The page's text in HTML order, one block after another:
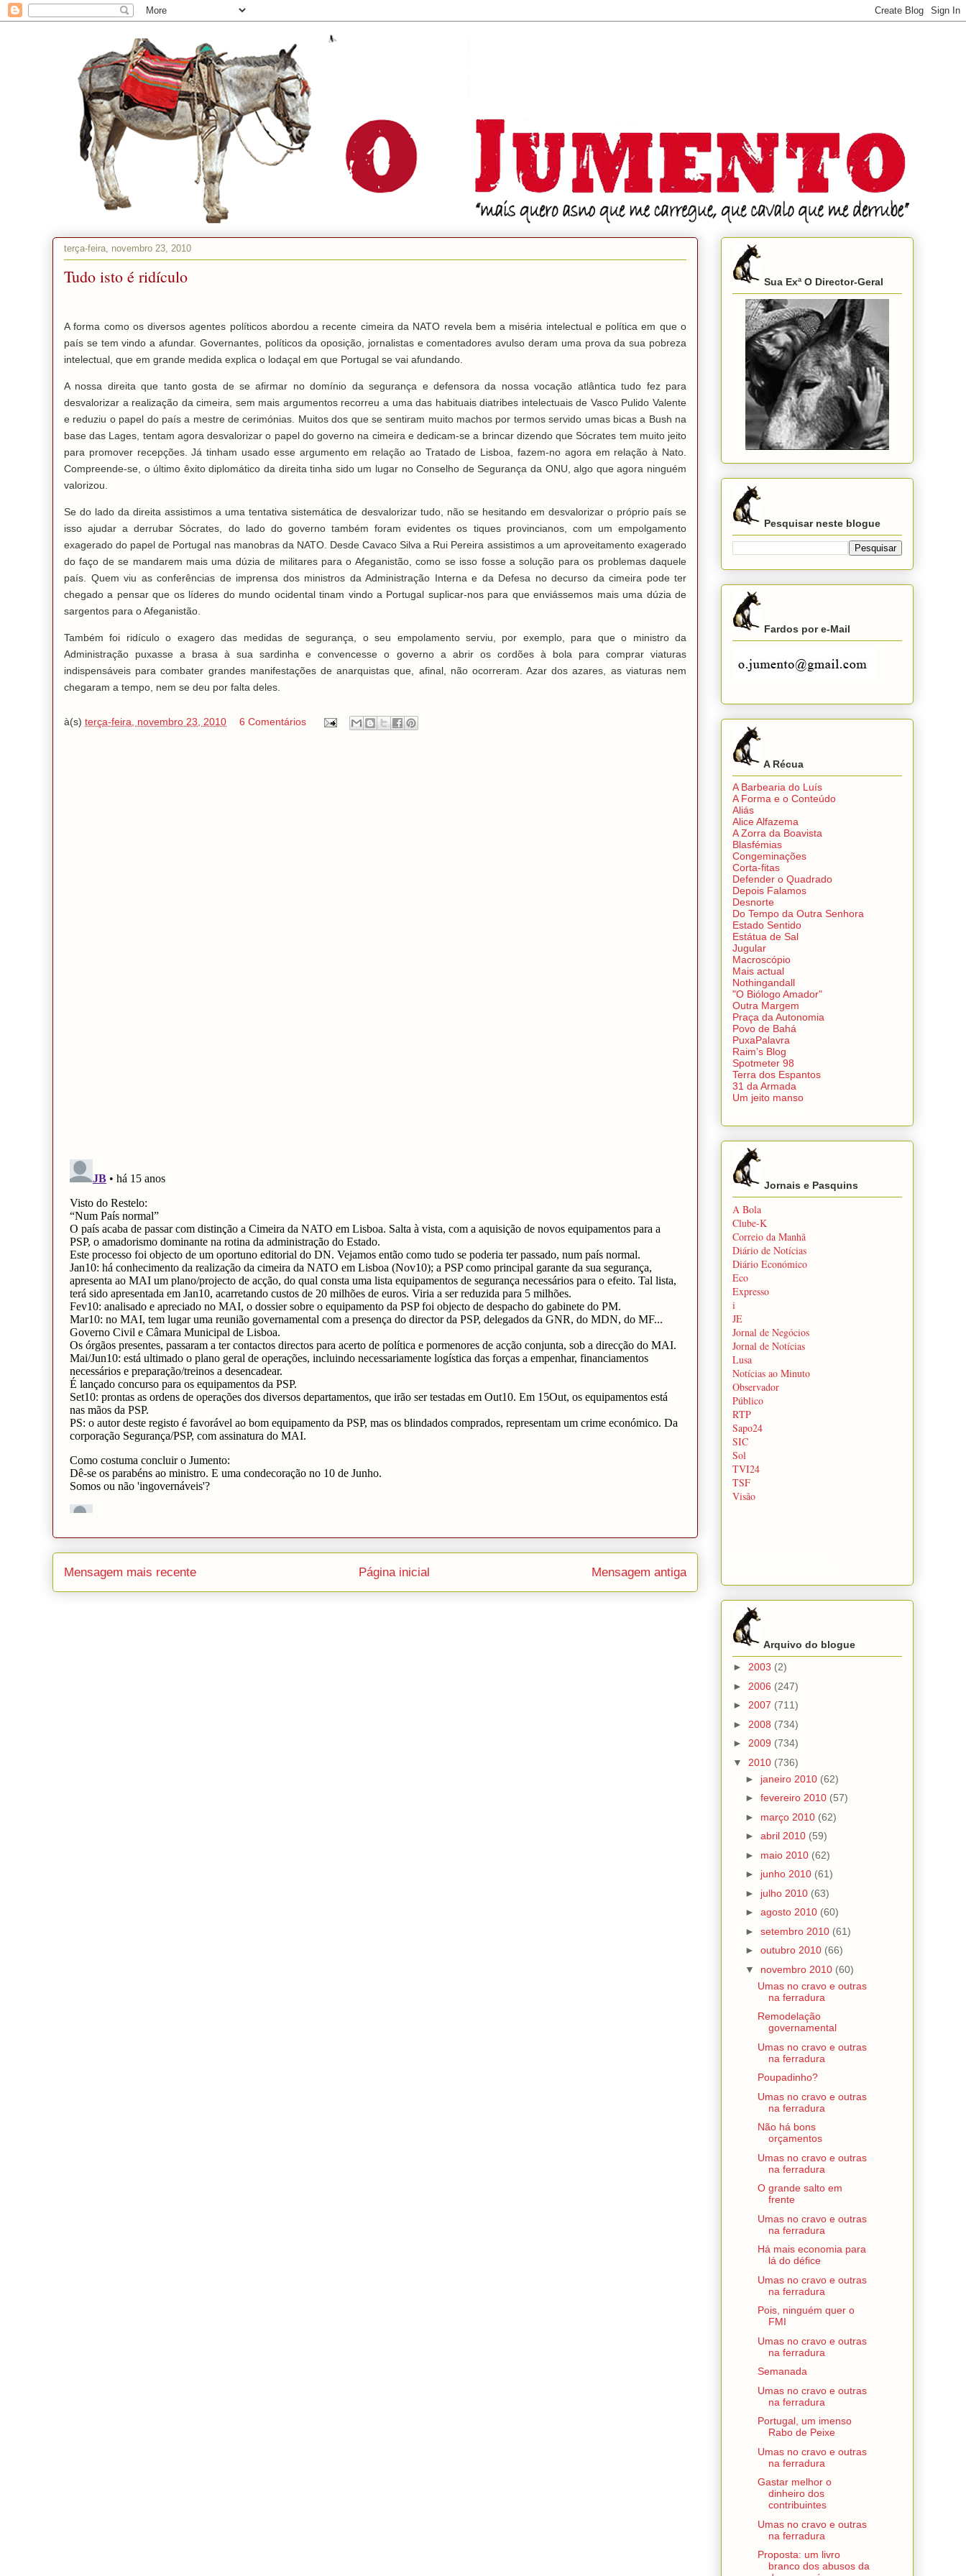
O JUMENTO
terça-feira, novembro 23, 2010
Tudo isto é ridículo
A forma como os diversos agentes políticos abordou a recente cimeira da NATO revela bem a miséria intelectual e política em que o
país se tem vindo a afundar. Governantes, políticos da oposição, jornalistas e comentadores avulso deram uma prova da sua pobreza
intelectual, que em grande medida explica o lodaçal em que Portugal se vai afundando.
A nossa direita que tanto gosta de se afirmar no domínio da segurança e defensora da nossa vocação atlântica tudo fez para
desvalorizar a realização da cimeira, sem mais argumentos recorreu a uma das habituais diatribes intelectuais de Vasco Pulido Valente
e reduziu o papel do país a mestre de cerimónias. Muitos dos que se sentiram muito machos por termos servido umas bicas a Bush na
base das Lages, tentam agora desvalorizar o papel do governo na cimeira e dedicam-se a brincar dizendo que Sócrates tem muito jeito
para promover recepções. Já tinham usado esse argumento em relação ao Tratado de Lisboa, fazem-no agora em relação à Nato.
Compreende-se, o último êxito diplomático da direita tinha sido um lugar no Conselho de Segurança da ONU, algo que agora ninguém
valorizou.
Se do lado da direita assistimos a uma tentativa sistemática de desvalorizar tudo, não se hesitando em desvalorizar o próprio país se
isso ajudar a derrubar Sócrates, do lado do governo também foram evidentes os tiques provincianos, com um empolgamento
exagerado do papel de Portugal nas manobras da NATO. Desde Cavaco Silva a Rui Pereira assistimos a um aproveitamento exagerado
do faço de se mandarem mais uma dúzia de militares para o Afeganistão, como se isso fosse a solução para os problemas daquele
país. Quem viu as conferências de imprensa dos ministros da Administração Interna e da Defesa no decurso da cimeira pode ter
chegado a pensar que os líderes do mundo ocidental tinam vindo a Portugal suplicar-nos para que enviássemos mais uma dúzia de
sargentos para o Afeganistão.
Também foi ridículo o exagero das medidas de segurança, o seu empolamento serviu, por exemplo, para que o ministro da
Administração puxasse a brasa à sua sardinha e convencesse o governo a abrir os cordões à bola para comprar viaturas
indispensáveis para combater grandes manifestações de anarquistas que, afinal, não ocorreram. Azar dos azares, as viaturas nem
chegaram a tempo, nem se deu por falta deles.
à(s) terça-feira, novembro 23, 2010 6 Comentários
Mensagem mais recente Mensagem antiga
Página inicial
Sua Exª O Director-Geral
Pesquisar neste blogue
Fardos por e-Mail
A Récua
A Barbearia do Luís
A Forma e o Conteúdo
Aliás
Alice Alfazema
A Zorra da Boavista
Blasfémias
Congeminações
Corta-fitas
Defender o Quadrado
Depois Falamos
Desnorte
Do Tempo da Outra Senhora
Estado Sentido
Estátua de Sal
Jugular
Macroscópio
Mais actual
Nothingandall
"O Biólogo Amador"
Outra Margem
Praça da Autonomia
Povo de Bahá
PuxaPalavra
Raim’s Blog
Spotmeter 98
Terra dos Espantos
31 da Armada
Um jeito manso
Jornais e Pasquins
A Bola
Clube-K
Correio da Manhã
Diário de Notícias
Diário Económico
Eco
Expresso
i
JE
Jornal de Negócios
Jornal de Notícias
Lusa
Notícias ao Minuto
Observador
Público
RTP
Sapo24
SIC
Sol
TVI24
TSF
Visão
Arquivo do blogue
► 2003 (2)
► 2006 (247)
► 2007 (711)
► 2008 (734)
► 2009 (734)
▼ 2010 (736)
► janeiro 2010 (62)
► fevereiro 2010 (57)
► março 2010 (62)
► abril 2010 (59)
► maio 2010 (62)
► junho 2010 (61)
► julho 2010 (63)
► agosto 2010 (60)
► setembro 2010 (61)
► outubro 2010 (66)
▼ novembro 2010 (60)
Umas no cravo e outras
na ferradura
Remodelação
governamental
Umas no cravo e outras
na ferradura
Poupadinho?
Umas no cravo e outras
na ferradura
Não há bons
orçamentos
Umas no cravo e outras
na ferradura
O grande salto em
frente
Umas no cravo e outras
na ferradura
Há mais economia para
lá do défice
Umas no cravo e outras
na ferradura
Pois, ninguém quer o
FMI
Umas no cravo e outras
na ferradura
Semanada
Umas no cravo e outras
na ferradura
Portugal, um imenso
Rabo de Peixe
Umas no cravo e outras
na ferradura
Gastar melhor o
dinheiro dos
contribuintes
Umas no cravo e outras
na ferradura
Proposta: um livro
branco dos abusos da